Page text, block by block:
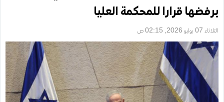
برفضها قرارا للمحكمة العليا
الثلاثاء 07 يوليو 2026, 02:15 ص